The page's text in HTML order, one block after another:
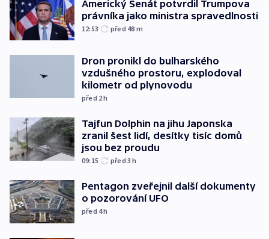
Americký Senát potvrdil Trumpova
právníka jako ministra spravedlnosti
12:53 před 48 m
Dron pronikl do bulharského
vzdušného prostoru, explodoval
kilometr od plynovodu
před 2h
Tajfun Dolphin na jihu Japonska
zranil šest lidí, desítky tisíc domů
jsou bez proudu
09:15 před 3h
Pentagon zveřejnil další dokumenty
o pozorování UFO
před 4h